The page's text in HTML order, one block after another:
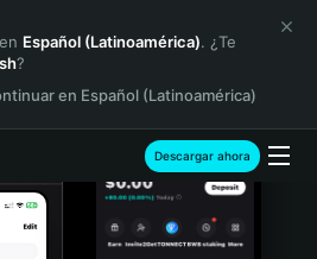
Español (Latinoamérica). ¿Te
?
en Español (Latinoamérica)
Descargar ahora